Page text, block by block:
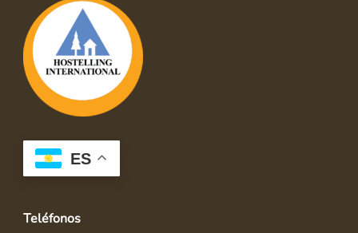
ES
Teléfonos